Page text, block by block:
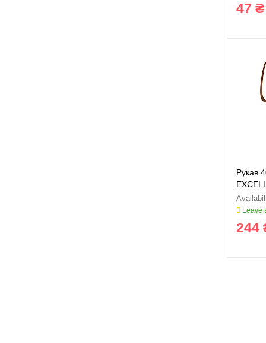
47 ₴
Рукав
Leave
244